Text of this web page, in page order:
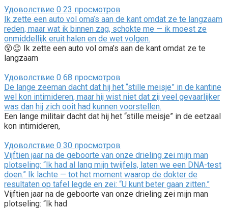
Удоволствие 0 23 просмотров
Ik zette een auto vol oma’s aan de kant omdat ze te langzaam
reden, maar wat ik binnen zag, schokte me — ik moest ze
onmiddellijk eruit halen en de wet volgen.
😵😉 Ik zette een auto vol oma’s aan de kant omdat ze te
langzaam
Удоволствие 0 68 просмотров
De lange zeeman dacht dat hij het “stille meisje” in de kantine
wel kon intimideren, maar hij wist niet dat zij veel gevaarlijker
was dan hij zich ooit had kunnen voorstellen.
Een lange militair dacht dat hij het “stille meisje” in de eetzaal
kon intimideren,
Удоволствие 0 30 просмотров
Vijftien jaar na de geboorte van onze drieling zei mijn man
plotseling: “Ik had al lang mijn twijfels, laten we een DNA-test
doen.” Ik lachte — tot het moment waarop de dokter de
resultaten op tafel legde en zei: “U kunt beter gaan zitten.”
Vijftien jaar na de geboorte van onze drieling zei mijn man
plotseling: “Ik had